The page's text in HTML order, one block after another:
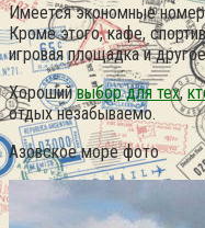
Имеется экономные
Кроме этого, кафе,
игровая площадка и
Хорошийвыбор для тех,
отдых незабываемо.
Азовское море фото